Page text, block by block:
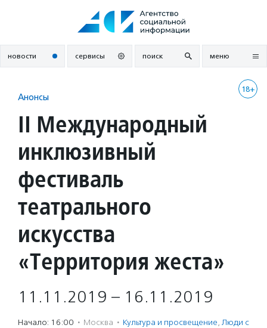
новости сервисы поиск меню
18+
Анонсы
II Международный
инклюзивный
фестиваль
театрального
искусства
«Территория жеста»
11.11.2019 – 16.11.2019
Начало: 16:00 · Москва · Культура и просвещение, Люди с